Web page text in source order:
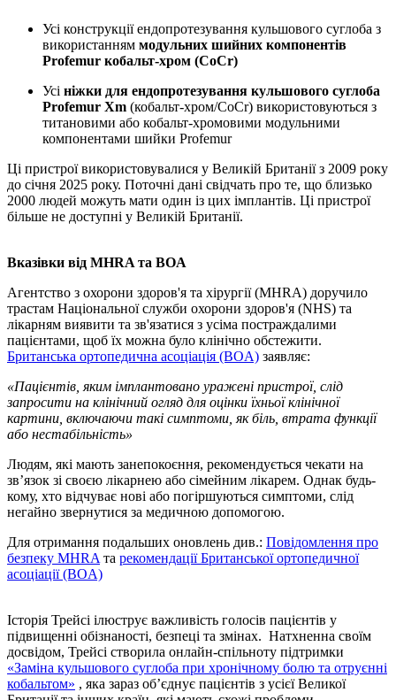
Усі конструкції ендопротезування кульшового суглоба з
використанням модульних шийних компонентів
Profemur кобальт-хром (CoCr)
Усі ніжки для ендопротезування кульшового суглоба
Profemur Xm (кобальт-хром/CoCr) використовуються з
титановими або кобальт-хромовими модульними
компонентами шийки Profemur
Ці пристрої використовувалися у Великій Британії з 2009 року
до січня 2025 року. Поточні дані свідчать про те, що близько
2000 людей можуть мати один із цих імплантів. Ці пристрої
більше не доступні у Великій Британії.
Вказівки від MHRA та BOA
Агентство з охорони здоров'я та хірургії (MHRA) доручило
трастам Національної служби охорони здоров'я (NHS) та
лікарням виявити та зв'язатися з усіма постраждалими
пацієнтами, щоб їх можна було клінічно обстежити.
Британська ортопедична асоціація (BOA) заявляє:
«Пацієнтів, яким імплантовано уражені пристрої, слід
запросити на клінічний огляд для оцінки їхньої клінічної
картини, включаючи такі симптоми, як біль, втрата функції
або нестабільність»
Людям, які мають занепокоєння, рекомендується чекати на
зв’язок зі своєю лікарнею або сімейним лікарем. Однак будь-
кому, хто відчуває нові або погіршуються симптоми, слід
негайно звернутися за медичною допомогою.
Для отримання подальших оновлень див.: Повідомлення про
безпеку MHRA та рекомендації Британської ортопедичної
асоціації (BOA)
Історія Трейсі ілюструє важливість голосів пацієнтів у
підвищенні обізнаності, безпеці та змінах. Натхненна своїм
досвідом, Трейсі створила онлайн-спільноту підтримки
«Заміна кульшового суглоба при хронічному болю та отруєнні
кобальтом» , яка зараз об’єднує пацієнтів з усієї Великої